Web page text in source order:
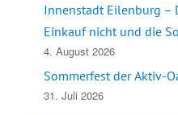
Innenstadt Eilenburg –
Einkauf nicht und die
4. August 2026
Sommerfest der Aktiv-
31. Juli 2026